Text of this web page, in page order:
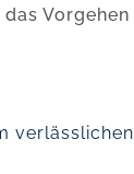
Vorgehen
verlässlichen